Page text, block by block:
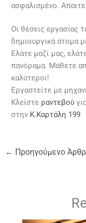
ασφαλισμένο.
Οι θέσεις εργασίας
δημιουργικά άτομα
Ελάτε μαζί μας,
πανόραμα. Μάθετε
καλύτεροι!
Εργαστείτε με
Κλείστε ραντεβού
στην Κ.Καρτάλη 199
← Προηγούμενο